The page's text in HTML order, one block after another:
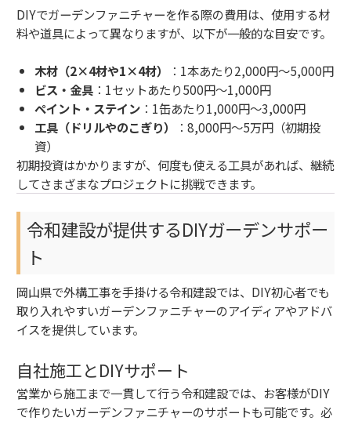
DIYでガーデンファニチャーを作る際の費用は、使用する材
料や道具によって異なりますが、以下が一般的な目安です。
木材（2×4材や1×4材）
：1本あたり2,000円～5,000円
ビス・金具 ：1セットあたり500円～1,000円
ペイント・ステイン ：1缶あたり1,000円～3,000円
工具（ドリルやのこぎり）
：8,000円～5万円（初期投
資）
初期投資はかかりますが、何度も使える工具があれば、継続
してさまざまなプロジェクトに挑戦できます。
令和建設が提供するDIYガーデンサポー
ト
岡山県で外構工事を手掛ける令和建設では、DIY初心者でも
取り入れやすいガーデンファニチャーのアイディアやアドバ
イスを提供しています。
自社施工とDIYサポート
営業から施工まで一貫して行う令和建設では、お客様がDIY
で作りたいガーデンファニチャーのサポートも可能です。必